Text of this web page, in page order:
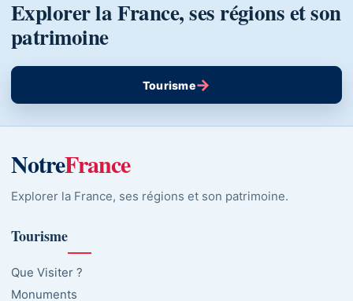
Explorer la France, ses régions et son
patrimoine
Tourisme→
NotreFrance
Explorer la France, ses régions et son patrimoine.
Tourisme
Que Visiter ?
Monuments